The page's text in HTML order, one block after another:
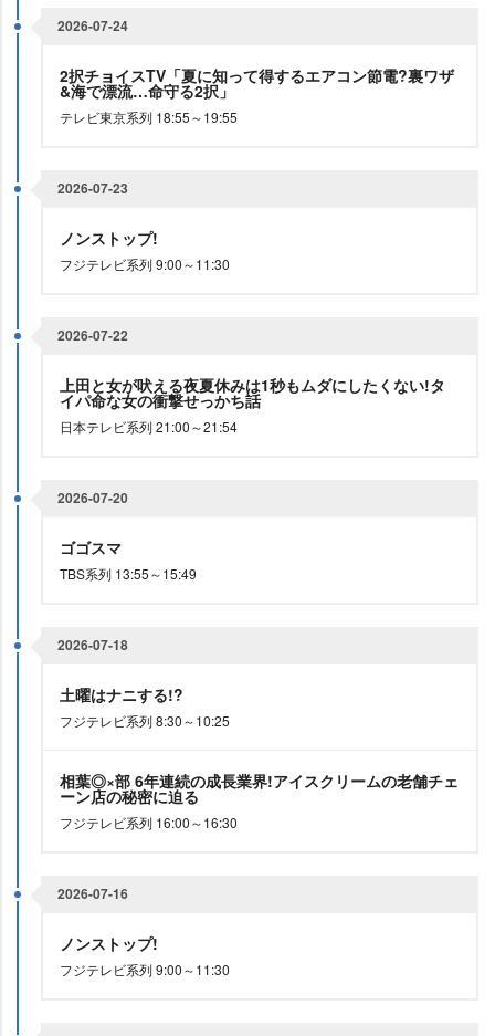
2026-07-24
2択チョイスTV「夏に知って得するエアコン節電?裏ワザ
&海で漂流…命守る2択」
テレビ東京系列 18:55～19:55
2026-07-23
ノンストップ!
フジテレビ系列 9:00～11:30
2026-07-22
上田と女が吠える夜夏休みは1秒もムダにしたくない!タ
イパ命な女の衝撃せっかち話
日本テレビ系列 21:00～21:54
2026-07-20
ゴゴスマ
TBS系列 13:55～15:49
2026-07-18
土曜はナニする!?
フジテレビ系列 8:30～10:25
相葉◎×部 6年連続の成長業界!アイスクリームの老舗チェ
ーン店の秘密に迫る
フジテレビ系列 16:00～16:30
2026-07-16
ノンストップ!
フジテレビ系列 9:00～11:30